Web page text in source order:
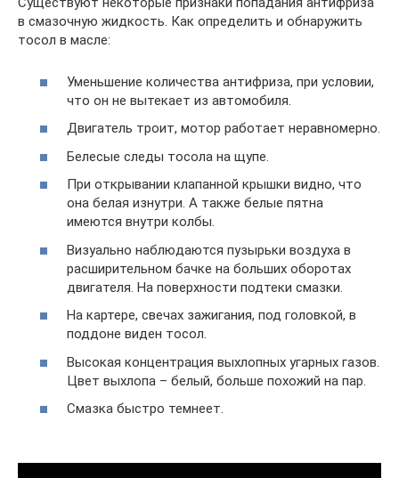
в смазочную жидкость. Как определить и обнаружить
тосол в масле:
Уменьшение количества антифриза, при условии,
что он не вытекает из автомобиля.
Двигатель троит, мотор работает неравномерно.
Белесые следы тосола на щупе.
При открывании клапанной крышки видно, что
она белая изнутри. А также белые пятна
имеются внутри колбы.
Визуально наблюдаются пузырьки воздуха в
расширительном бачке на больших оборотах
двигателя. На поверхности подтеки смазки.
На картере, свечах зажигания, под головкой, в
поддоне виден тосол.
Высокая концентрация выхлопных угарных газов.
Цвет выхлопа – белый, больше похожий на пар.
Смазка быстро темнеет.